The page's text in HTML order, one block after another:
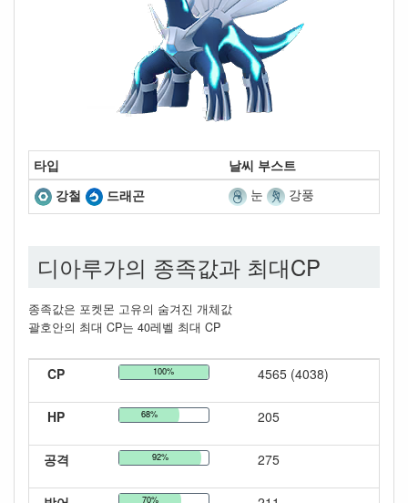
타입
날씨 부스트
강철
드래곤 눈 강풍
디아루가의 종족값과 최대CP
종족값은 포켓몬 고유의 숨겨진 개체값
괄호안의 최대 CP는 40레벨 최대 CP
CP 100% 4565 (4038)
HP 68% 205
공격 92% 275
70%